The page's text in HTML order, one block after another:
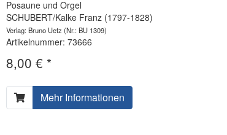
Posaune und Orgel
SCHUBERT/Kalke Franz (1797-1828)
Verlag: Bruno Uetz (Nr.: BU 1309)
Artikelnummer: 73666
8,00 € *
Mehr Informationen